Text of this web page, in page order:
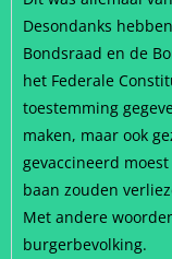
Desondanks
Bondsraad en de
het Federale
toestemming
maken, maar ook
gevaccineerd
baan zouden
Met andere
burgerbevolking.